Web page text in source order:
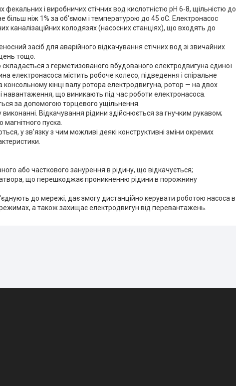
і виробничих стічних вод кислотністю pH 6-8, щільністю до
більш ніж 1% за об'ємом і температурою до 45 oС. Електронасос
каналізаційних колодязях (насосних станціях), що входять до
засіб для аварійного відкачування стічних вод зі звичайних
тощо.
з герметизованого вбудованого електродвигуна єдиної
електронасоса містить робоче колесо, підведення і спіральне
кінці валу ротора електродвигуна, ротор — на двох
навантаження, що виникають під час роботи електронасоса.
за допомогою торцевого ущільнення.
Відкачування рідини здійснюється за гнучким рукавом;
пуска.
у зв'язку з чим можливі деякі конструктивні зміни окремих
або часткового занурення в рідину, що відкачується;
що перешкоджає проникненню рідини в порожнину
до мережі, дає змогу дистанційно керувати роботою насоса в
а також захищає електродвигун від перевантажень.